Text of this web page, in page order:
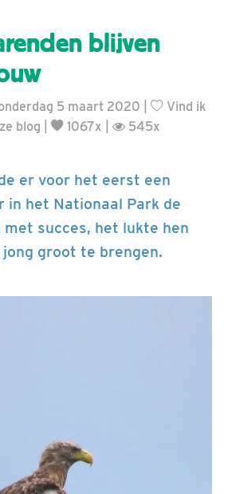
blijven
5 maart 2020 |
Vind ik
blog 1067x | 545x
er voor het eerst een
in het Nationaal Park de
met succes, het lukte hen
groot te brengen.